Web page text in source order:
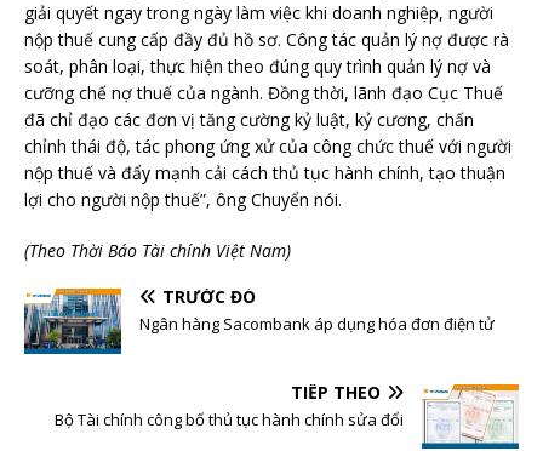
giải quyết ngay trong ngày làm việc khi doanh nghiệp, người
nộp thuế cung cấp đầy đủ hồ sơ. Công tác quản lý nợ được rà
soát, phân loại, thực hiện theo đúng quy trình quản lý nợ và
cưỡng chế nợ thuế của ngành. Đồng thời, lãnh đạo Cục Thuế
đã chỉ đạo các đơn vị tăng cường kỷ luật, kỷ cương, chấn
chỉnh thái độ, tác phong ứng xử của công chức thuế với người
nộp thuế và đẩy mạnh cải cách thủ tục hành chính, tạo thuận
lợi cho người nộp thuế”, ông Chuyển nói.
(Theo Thời Báo Tài chính Việt Nam)
TRƯỚC ĐÓ
Ngân hàng Sacombank áp dụng hóa đơn điện tử
TIẾP THEO
Bộ Tài chính công bố thủ tục hành chính sửa đổi